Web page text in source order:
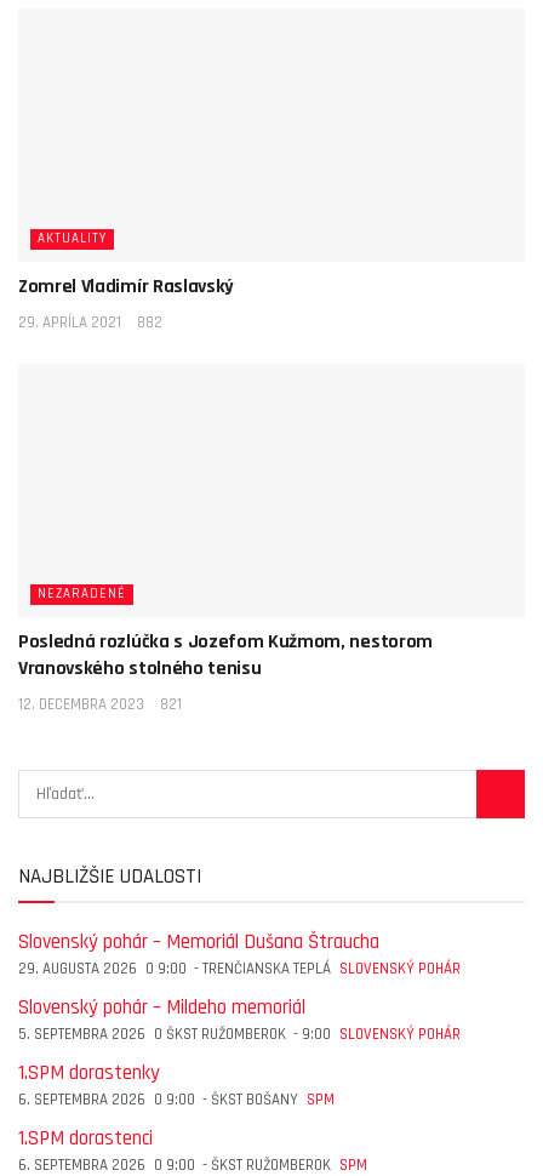
AKTUALITY
Zomrel Vladimír Raslavský
29. APRÍLA 2021 882
NEZARADENÉ
Posledná rozlúčka s Jozefom Kužmom, nestorom
Vranovského stolného tenisu
12. DECEMBRA 2023 821
NAJBLIŽŠIE UDALOSTI
Slovenský pohár – Memoriál Dušana Štraucha
29. AUGUSTA 2026 O 9:00 -TRENČIANSKA TEPLÁ SLOVENSKÝ POHÁR
Slovenský pohár – Mildeho memoriál
5. SEPTEMBRA 2026 O ŠKST RUŽOMBEROK - 9:00 SLOVENSKÝ POHÁR
1.SPM dorastenky
6. SEPTEMBRA 2026 O 9:00 - ŠKST BOŠANY SPM
1.SPM dorastenci
6. SEPTEMBRA 2026 O 9:00 - ŠKST RUŽOMBEROK SPM